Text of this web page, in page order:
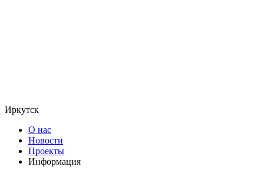
Иркутск
О нас
Новости
Проекты
Информация